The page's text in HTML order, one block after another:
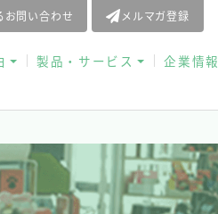
製品・サービス 企業情報
お問い合わせ メルマガ登録